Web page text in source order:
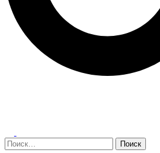
меню
Найти: